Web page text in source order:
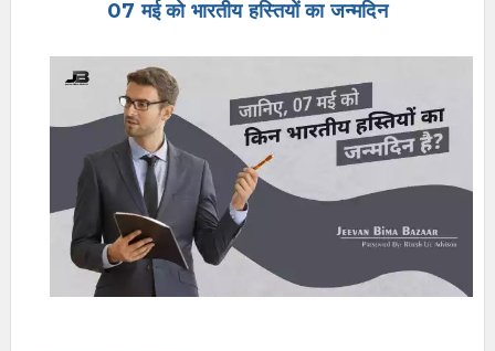
07 मई को भारतीय हस्तियों का जन्मदिन